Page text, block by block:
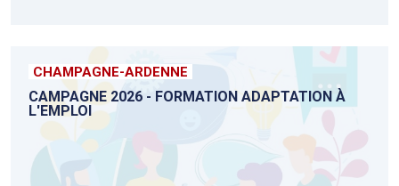
CHAMPAGNE-ARDENNE
CAMPAGNE 2026 - FORMATION ADAPTATION À
L'EMPLOI